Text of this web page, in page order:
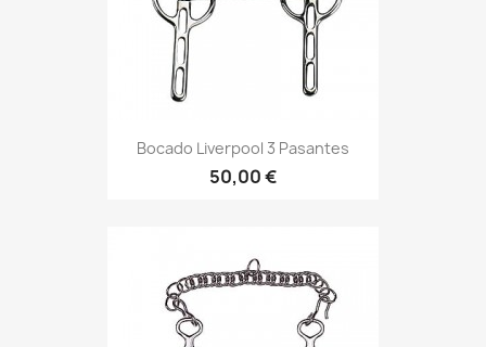
Bocado Liverpool 3 Pasantes
50,00 €